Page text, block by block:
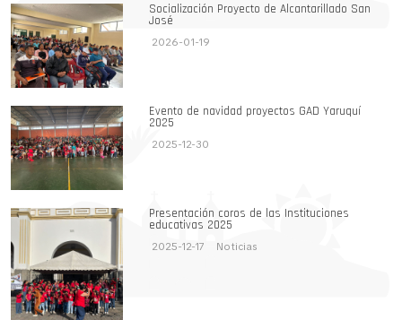
Socialización Proyecto de Alcantarillado San
José
2026-01-19
Evento de navidad proyectos GAD Yaruquí
2025
2025-12-30
Presentación coros de las Instituciones
educativas 2025
2025-12-17 Noticias